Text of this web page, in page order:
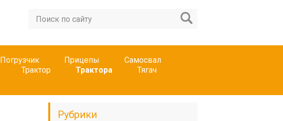
Погрузчик Прицепы
Самосвал
Трактор Трактора
Тягач
Рубрики